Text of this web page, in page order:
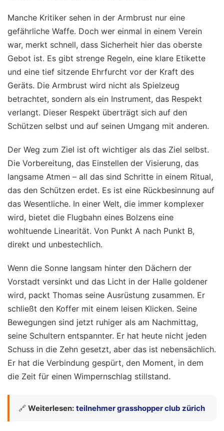
Manche Kritiker sehen in der Armbrust nur eine
gefährliche Waffe. Doch wer einmal in einem Verein
war, merkt schnell, dass Sicherheit hier das oberste
Gebot ist. Es gibt strenge Regeln, eine klare Etikette
und eine tief sitzende Ehrfurcht vor der Kraft des
Geräts. Die Armbrust wird nicht als Spielzeug
betrachtet, sondern als ein Instrument, das Respekt
verlangt. Dieser Respekt überträgt sich auf den
Schützen selbst und auf seinen Umgang mit anderen.
Der Weg zum Ziel ist oft wichtiger als das Ziel selbst.
Die Vorbereitung, das Einstellen der Visierung, das
langsame Atmen – all das sind Schritte in einem Ritual,
das den Schützen erdet. Es ist eine Rückbesinnung auf
das Wesentliche. In einer Welt, die immer komplexer
wird, bietet die Flugbahn eines Bolzens eine
wohltuende Linearität. Von Punkt A nach Punkt B,
direkt und unbestechlich.
Wenn die Sonne langsam hinter den Dächern der
Vorstadt versinkt und das Licht in der Halle goldener
wird, packt Thomas seine Ausrüstung zusammen. Er
schließt den Koffer mit einem leisen Klicken. Seine
Bewegungen sind jetzt ruhiger als am Nachmittag,
seine Schultern entspannter. Er hat heute nicht jeden
Schuss in die Zehn gesetzt, aber das ist nebensächlich.
Er hat die Verbindung gespürt, den Moment, in dem
die Zeit für einen Wimpernschlag stillstand.
🔗 Weiterlesen: teilnehmer grasshopper club zürich